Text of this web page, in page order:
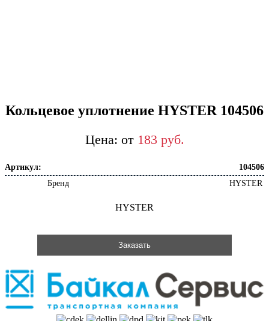
Кольцевое уплотнение HYSTER 104506
от 183 руб.
Артикул:
104506
Бренд
HYSTER
HYSTER
Заказать